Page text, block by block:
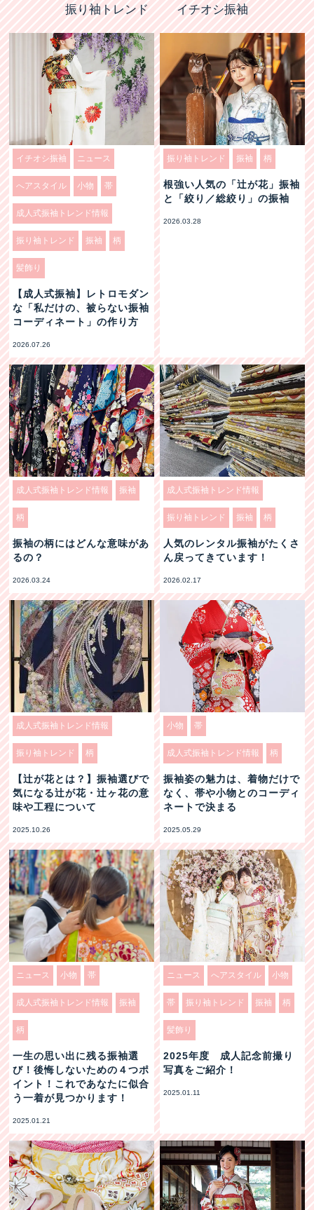
振り袖トレンド
イチオシ振袖
イチオシ振袖 ニュース
へアスタイル 小物 帯
成人式振袖トレンド情報
振り袖トレンド 振袖 柄
髪飾り
【成人式振袖】レトロモダン
な「私だけの、被らない振袖
コーディネート」の作り方
2026.07.26
振り袖トレンド 振袖 柄
根強い人気の「辻が花」振袖
と「絞り／総絞り」の振袖
2026.03.28
成人式振袖トレンド情報 振袖
柄
振袖の柄にはどんな意味があ
るの？
2026.03.24
成人式振袖トレンド情報
振り袖トレンド 振袖 柄
人気のレンタル振袖がたくさ
ん戻ってきています！
2026.02.17
成人式振袖トレンド情報
振り袖トレンド 柄
【辻が花とは？】振袖選びで
気になる辻が花・辻ヶ花の意
味や工程について
2025.10.26
小物 帯
成人式振袖トレンド情報 柄
振袖姿の魅力は、着物だけで
なく、帯や小物とのコーディ
ネートで決まる
2025.05.29
ニュース 小物 帯
成人式振袖トレンド情報 振袖
柄
一生の思い出に残る振袖選
び！後悔しないための４つポ
イント！これであなたに似合
う一着が見つかります！
2025.01.21
ニュース へアスタイル 小物
帯 振り袖トレンド 振袖 柄
髪飾り
2025年度 成人記念前撮り
写真をご紹介！
2025.01.11